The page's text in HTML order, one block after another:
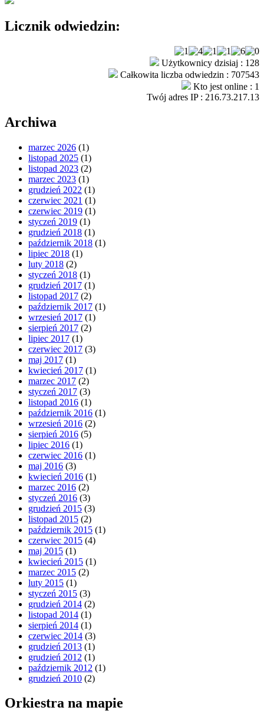
Licznik odwiedzin:
Użytkownicy dzisiaj : 128
Całkowita liczba odwiedzin : 707543
Kto jest online : 1
Twój adres IP : 216.73.217.13
Archiwa
marzec 2026 (1)
listopad 2025 (1)
listopad 2023 (2)
marzec 2023 (1)
grudzień 2022 (1)
czerwiec 2021 (1)
czerwiec 2019 (1)
styczeń 2019 (1)
grudzień 2018 (1)
październik 2018 (1)
lipiec 2018 (1)
luty 2018 (2)
styczeń 2018 (1)
grudzień 2017 (1)
listopad 2017 (2)
październik 2017 (1)
wrzesień 2017 (1)
sierpień 2017 (2)
lipiec 2017 (1)
czerwiec 2017 (3)
maj 2017 (1)
kwiecień 2017 (1)
marzec 2017 (2)
styczeń 2017 (3)
listopad 2016 (1)
październik 2016 (1)
wrzesień 2016 (2)
sierpień 2016 (5)
lipiec 2016 (1)
czerwiec 2016 (1)
maj 2016 (3)
kwiecień 2016 (1)
marzec 2016 (2)
styczeń 2016 (3)
grudzień 2015 (3)
listopad 2015 (2)
październik 2015 (1)
czerwiec 2015 (4)
maj 2015 (1)
kwiecień 2015 (1)
marzec 2015 (2)
luty 2015 (1)
styczeń 2015 (3)
grudzień 2014 (2)
listopad 2014 (1)
sierpień 2014 (1)
czerwiec 2014 (3)
grudzień 2013 (1)
grudzień 2012 (1)
październik 2012 (1)
grudzień 2010 (2)
Orkiestra na mapie